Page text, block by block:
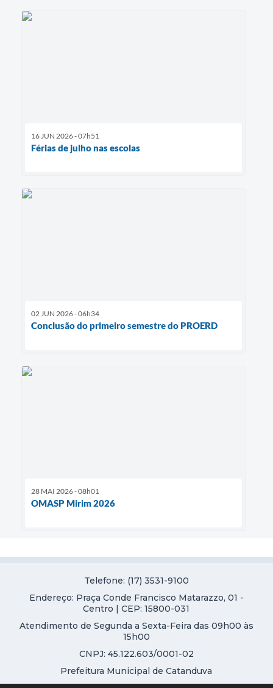
16 JUN 2026 - 07h51
Férias de julho nas escolas
02 JUN 2026 - 06h34
Conclusão do primeiro semestre do PROERD
28 MAI 2026 - 08h01
OMASP Mirim 2026
Telefone: (17) 3531-9100
Endereço: Praça Conde Francisco Matarazzo, 01 -
Centro | CEP: 15800-031
Atendimento de Segunda a Sexta-Feira das 09h00 às
15h00
CNPJ: 45.122.603/0001-02
Prefeitura Municipal de Catanduva